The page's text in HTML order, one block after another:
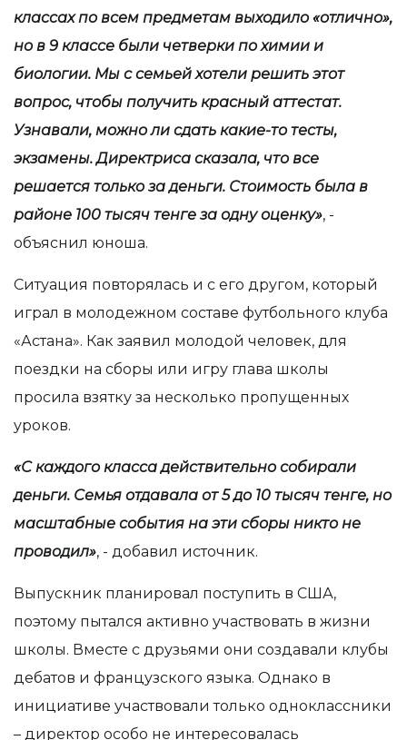
классах по всем предметам выходило «отлично»,
но в 9 классе были четверки по химии и
биологии. Мы с семьей хотели решить этот
вопрос, чтобы получить красный аттестат.
Узнавали, можно ли сдать какие-то тесты,
экзамены. Директриса сказала, что все
решается только за деньги. Стоимость была в
районе 100 тысяч тенге за одну оценку», -
объяснил юноша.
Ситуация повторялась и с его другом, который
играл в молодежном составе футбольного клуба
«Астана». Как заявил молодой человек, для
поездки на сборы или игру глава школы
просила взятку за несколько пропущенных
уроков.
«С каждого класса действительно собирали
деньги. Семья отдавала от 5 до 10 тысяч тенге, но
масштабные события на эти сборы никто не
проводил», - добавил источник.
Выпускник планировал поступить в США,
поэтому пытался активно участвовать в жизни
школы. Вместе с друзьями они создавали клубы
дебатов и французского языка. Однако в
инициативе участвовали только одноклассники
– директор особо не интересовалась